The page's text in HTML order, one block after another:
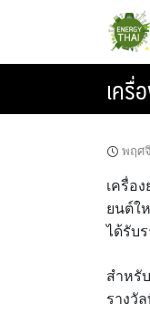
เครื่
พฤศ
เครื่อ
ยนต์ใ
ได้รับ
สำหรั
รางวั